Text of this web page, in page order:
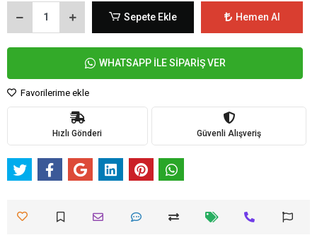
Sepete Ekle Hemen Al
WHATSAPP İLE SİPARİŞ VER
Favorilerime ekle
Hızlı Gönderi Güvenli Alışveriş